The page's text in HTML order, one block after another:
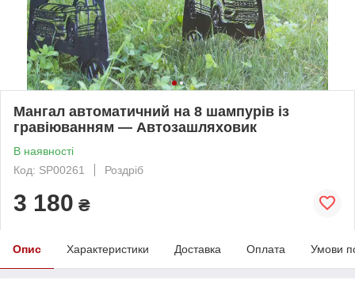
Мангал автоматичний на 8 шампурів із
гравіюванням — Автозашляховик
В наявності
Код: SP00261
Роздріб
3 180 ₴
Опис Характеристики Доставка Оплата Умови